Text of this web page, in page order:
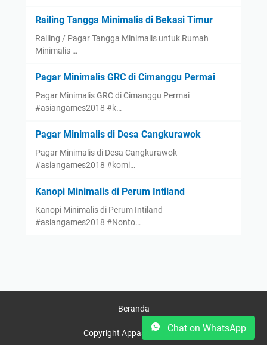
Railing Tangga Minimalis di Bekasi Timur
Railing / Pagar Tangga Minimalis untuk Rumah
Minimalis …
Pagar Minimalis GRC di Cimanggu Permai
Pagar Minimalis GRC di Cimanggu Permai
#asiangames2018 #k…
Pagar Minimalis di Desa Cangkurawok
Pagar Minimalis di Desa Cangkurawok
#asiangames2018 #komi…
Kanopi Minimalis di Perum Intiland
Kanopi Minimalis di Perum Intiland
#asiangames2018 #Nonto…
Chat on WhatsApp
Beranda
Copyright Appasco © 2025